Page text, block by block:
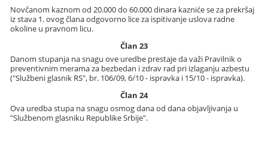
Novčanom kaznom od 20.000 do 60.000 dinara kazniće se za prekršaj
iz stava 1. ovog člana odgovorno lice za ispitivanje uslova radne
okoline u pravnom licu.
Član 23
Danom stupanja na snagu ove uredbe prestaje da važi Pravilnik o
preventivnim merama za bezbedan i zdrav rad pri izlaganju azbestu
("Službeni glasnik RS", br. 106/09, 6/10 - ispravka i 15/10 - ispravka).
Član 24
Ova uredba stupa na snagu osmog dana od dana objavljivanja u
"Službenom glasniku Republike Srbije".